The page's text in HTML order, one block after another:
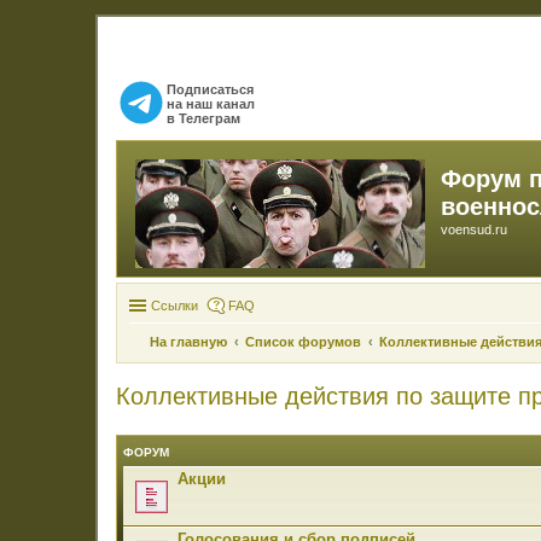
Подписаться
на наш канал
в Телеграм
Форум
voensud.ru
Ссылки FAQ
На главную Список форумов Коллективные
Коллективные действия по защите
ФОРУМ
Акции